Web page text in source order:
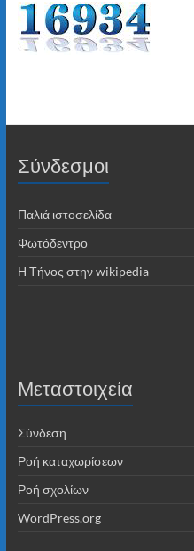
Σύνδεσμοι
Παλιά ιστοσελίδα
Φωτόδεντρο
Η Τήνος στην wikipedia
Μεταστοιχεία
Σύνδεση
Ροή καταχωρίσεων
Ροή σχολίων
WordPress.org